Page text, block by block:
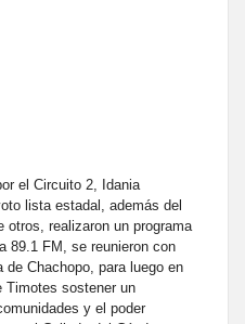
el Circuito 2, Idania
lista estadal, además del
otros, realizaron un programa
89.1 FM, se reunieron con
de Chachopo, para luego en
Timotes sostener un
y el poder